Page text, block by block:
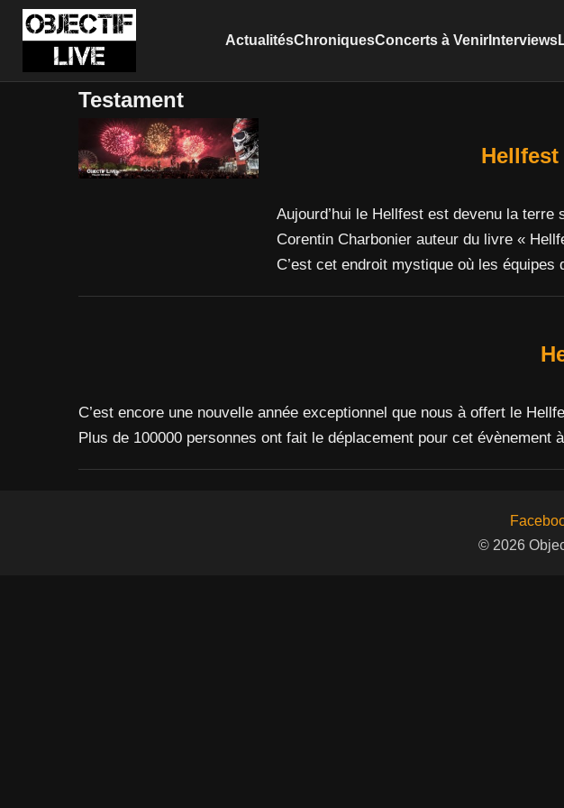
ActualitésChroniquesConcerts à VenirInterviews
Testament
Hellfest
Aujourd’hui le Hellfest est devenu la
Corentin Charbonier auteur du livre «
C’est cet endroit mystique où les
C’est encore une nouvelle année exceptionnel que nous à offert le
Plus de 100000 personnes ont fait le déplacement pour cet
© 2026